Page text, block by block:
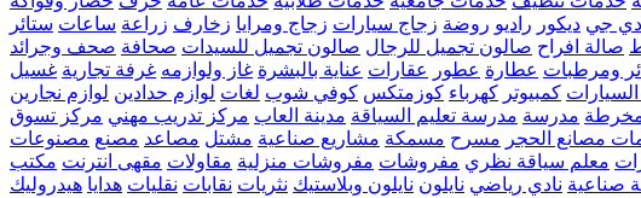
دي جي ديكور راديو روضة زجاج سيارات زجاج ومرايا زخارف زراعة ساعات ستائر
صالة افراح صالون تجميل للرجال صالون تجميل للسيدات صحافة صحف وجرائد
ومرطبات عطارة عطور عقارات عناية بالبشرة غاز ولوازمه غرفة تجارية غسيل
كمبيوتر كهرباء كوزمتكس كوفي شوب لغات لوازم حدادين لوازم نجارين
مدرسة مدرسة تعليم السياقة مدينة العاب مركز تدريب مهني مركز تسوق
مصانع الحجر مسرح مسمكة مشاريع صناعية مشتل مصاعد مصنع مصنوعات
معلم سياقة نظري مفروشات مفروشات منزلية مقاولات مقهى انترنت مكتب
صناعية نادي رياضي نايلون نايلون وبلاستيك نثريات نقابات نقليات هدايا هيدروليك